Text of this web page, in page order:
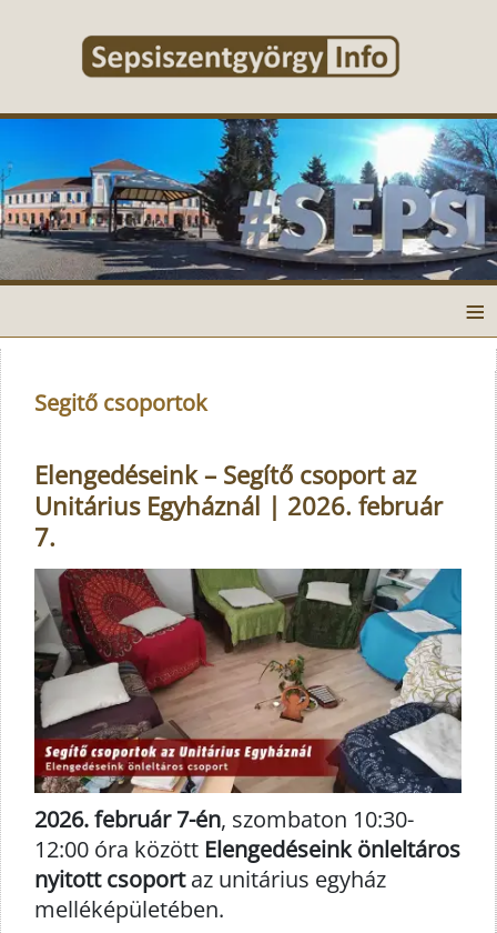
≡
Segitő csoportok
Elengedéseink – Segítő csoport az
Unitárius Egyháznál | 2026. február
7.
2026. február 7-én, szombaton 10:30-
12:00 óra között Elengedéseink önleltáros
nyitott csoportaz unitárius egyház
melléképületében.